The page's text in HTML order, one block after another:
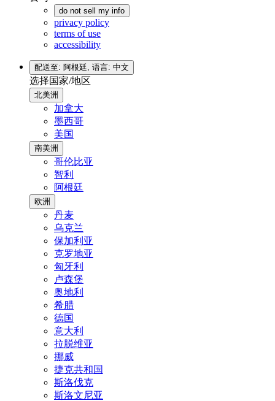
do not sell my info
privacy policy
terms of use
accessibility
配送至: 阿根廷, 语言: 中文
选择国家/地区
北美洲
加拿大
墨西哥
美国
南美洲
哥伦比亚
智利
阿根廷
欧洲
丹麦
乌克兰
保加利亚
克罗地亚
匈牙利
卢森堡
奥地利
希腊
德国
意大利
拉脱维亚
挪威
捷克共和国
斯洛伐克
斯洛文尼亚